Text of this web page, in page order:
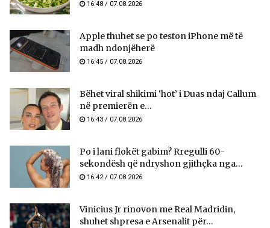
16:48 / 07.08.2026
Apple thuhet se po teston iPhone më të
madh ndonjëherë
16:45 / 07.08.2026
Bëhet viral shikimi ‘hot’ i Duas ndaj Callum
në premierën e...
16:43 / 07.08.2026
Po i lani flokët gabim? Rregulli 60-
sekondësh që ndryshon gjithçka nga...
16:42 / 07.08.2026
Vinicius Jr rinovon me Real Madridin,
shuhet shpresa e Arsenalit për...